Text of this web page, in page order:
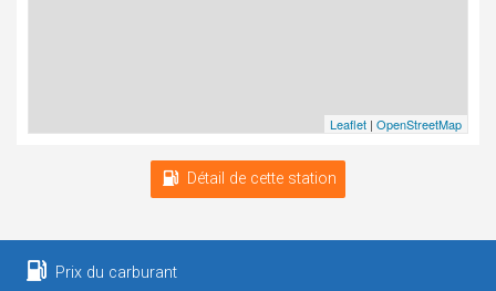
Leaflet | OpenStreetMap
Détail de cette station
Prix du carburant